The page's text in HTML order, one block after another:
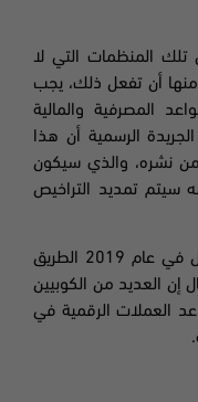
المنظمات التي لا
أن تفعل ذلك، يجب
المصرفية والمالية
الرسمية أن هذا
حيز التنفيذ بعد 20 يوماً من نشره، والذي سيكون
أنه سيتم تمديد التراخيص
مهد انتشار الإنترنت عبر الهاتف المحمول في عام 2019 الطريق
إن العديد من الكوبيين
العملات الرقمية في